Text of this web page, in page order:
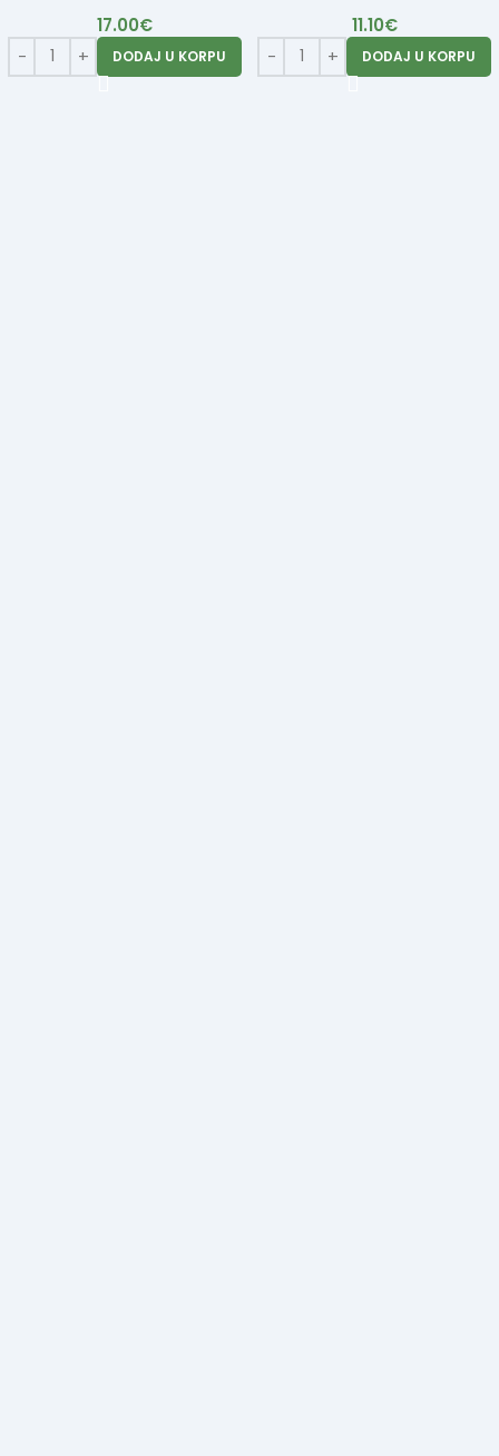
17.00€
DODAJ U KORPU
11.10€
DODAJ U KORPU